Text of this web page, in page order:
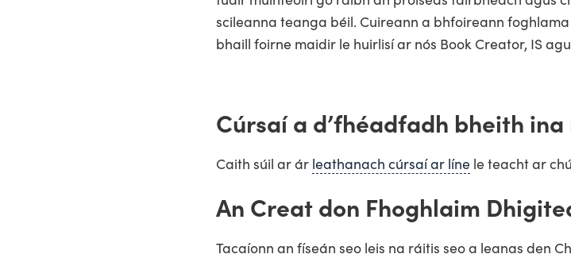
scileanna teanga béil. Cuireann a bhfoireann
bhaill foirne maidir le huirlisí ar nós Book Creator, IS
Cúrsaí a d’fhéadfadh bheith
Caith súil ar ár leathanach cúrsaí ar líne le teacht ar
An Creat don Fhoghlaim
Tacaíonn an físeán seo leis na ráitis seo a leanas den